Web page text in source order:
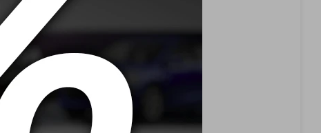
monitoreo preciso del interior del vehículo.